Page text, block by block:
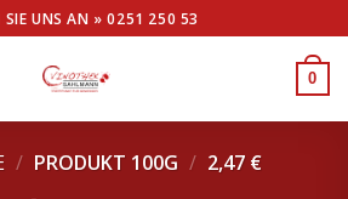
SIE UNS AN »0251 250 53
0
/ PRODUKT 100G / 2,47 €